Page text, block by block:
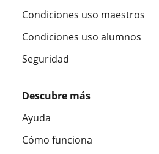
Condiciones uso maestros
Condiciones uso alumnos
Seguridad
Descubre más
Ayuda
Cómo funciona